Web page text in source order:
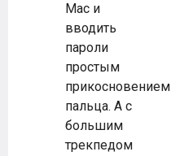
Mac и
вводить
пароли
простым
прикосновением
пальца. А с
большим
трекпедом